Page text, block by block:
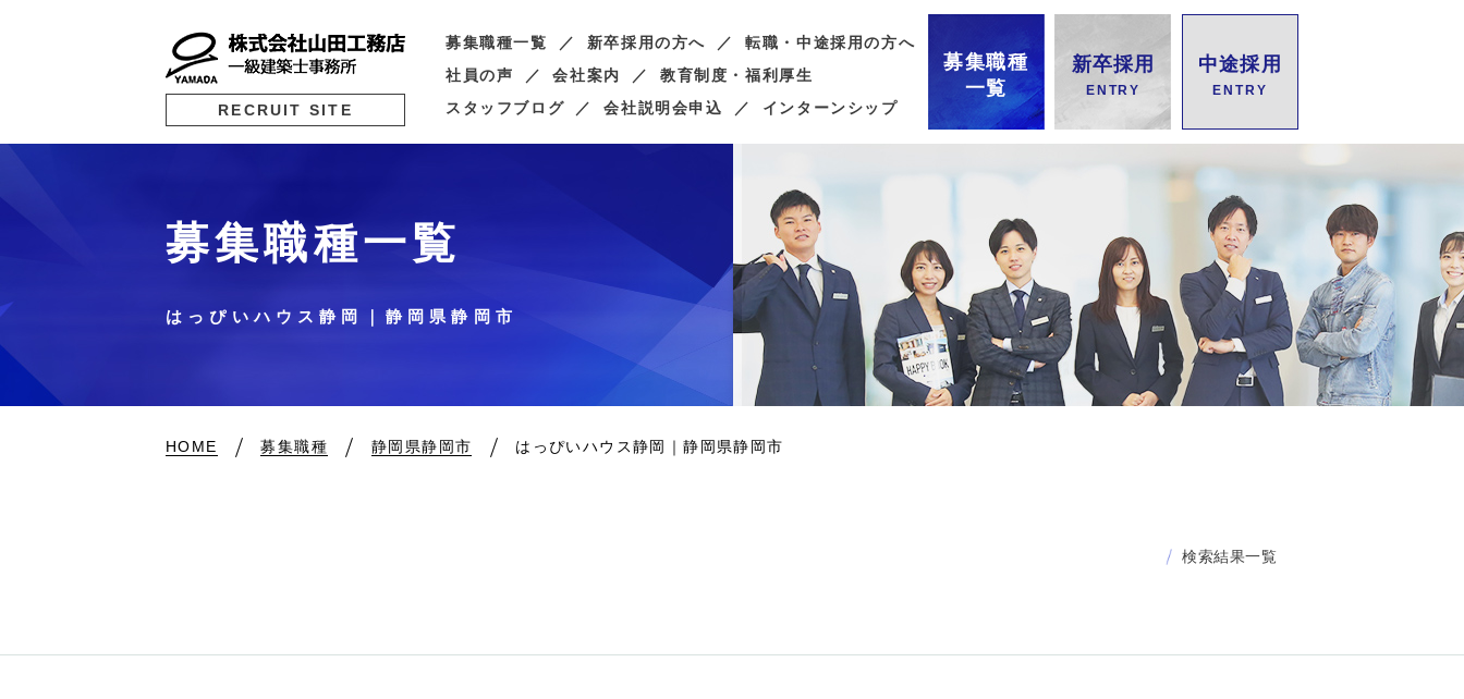
RECRUIT SITE
募集職種一覧 新卒採用の方へ
転職・中途採用の方へ
社員の声
会社案内
教育制度・福利厚生
スタッフブログ
会社説明会申込 インターンシップ
募集職種
一覧
新卒採用
ENTRY
中途採用
ENTRY
募集職種一覧
はっぴいハウス静岡｜静岡県静岡市
HOME 募集職種 静岡県静岡市 はっぴいハウス静岡｜静岡県静岡市
検索結果一覧